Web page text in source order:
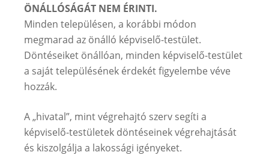
ÖNÁLLÓSÁGÁT NEM ÉRINTI.
Minden településen, a korábbi módon
megmarad az önálló képviselő-testület.
Döntéseiket önállóan, minden képviselő-testület
a saját településének érdekét figyelembe véve
hozzák.
A „hivatal”, mint végrehajtó szerv segíti a
képviselő-testületek döntéseinek végrehajtását
és kiszolgálja a lakossági igényeket.